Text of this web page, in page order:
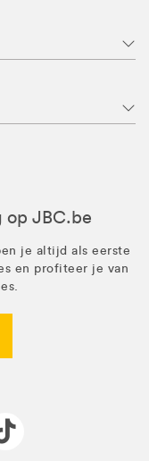
op JBC.be
je altijd als eerste
en profiteer je van